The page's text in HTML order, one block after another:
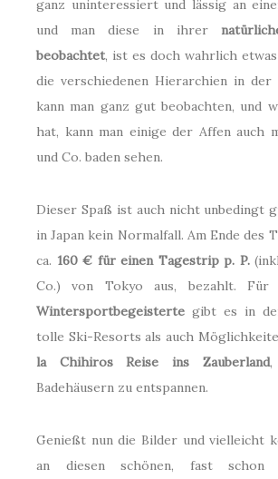
ganz uninteressiert und lässig an
und man diese in ihrer
beobachtet, ist es doch wahrlich etwas
die verschiedenen Hierarchien in der
kann man ganz gut beobachten, und
hat, kann man einige der Affen auch
und Co. baden sehen.
Dieser Spaß ist auch nicht unbedingt
in Japan kein Normalfall. Am Ende des
ca. 160 € für einen Tagestrip p. P.
Co.) von Tokyo aus, bezahlt. Für
Wintersportbegeisterte gibt es in
tolle Ski-Resorts als auch
la Chihiros Reise ins Zauberland,
Badehäusern zu entspannen.
Genießt nun die Bilder und vielleicht
an diesen schönen, fast schon